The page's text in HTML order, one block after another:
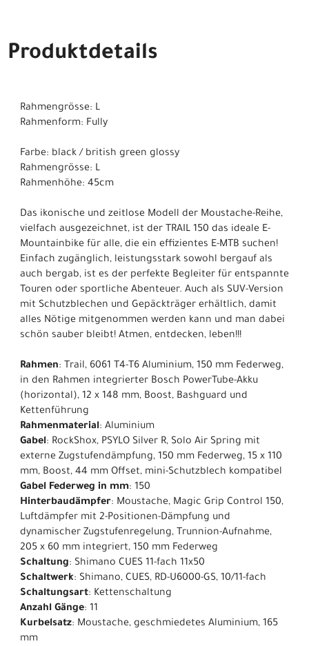
Produktdetails
Rahmengrösse: L
Rahmenform: Fully
Farbe: black / british green glossy
Rahmengrösse: L
Rahmenhöhe: 45cm
Das ikonische und zeitlose Modell der Moustache-Reihe,
vielfach ausgezeichnet, ist der TRAIL 150 das ideale E-
Mountainbike für alle, die ein effizientes E-MTB suchen!
Einfach zugänglich, leistungsstark sowohl bergauf als
auch bergab, ist es der perfekte Begleiter für entspannte
Touren oder sportliche Abenteuer. Auch als SUV-Version
mit Schutzblechen und Gepäckträger erhältlich, damit
alles Nötige mitgenommen werden kann und man dabei
schön sauber bleibt! Atmen, entdecken, leben!!!
Rahmen: Trail, 6061 T4-T6 Aluminium, 150 mm Federweg,
in den Rahmen integrierter Bosch PowerTube-Akku
(horizontal), 12 x 148 mm, Boost, Bashguard und
Kettenführung
Rahmenmaterial: Aluminium
Gabel: RockShox, PSYLO Silver R, Solo Air Spring mit
externe Zugstufendämpfung, 150 mm Federweg, 15 x 110
mm, Boost, 44 mm Offset, mini-Schutzblech kompatibel
Gabel Federweg in mm: 150
Hinterbaudämpfer: Moustache, Magic Grip Control 150,
Luftdämpfer mit 2-Positionen-Dämpfung und
dynamischer Zugstufenregelung, Trunnion-Aufnahme,
205 x 60 mm integriert, 150 mm Federweg
Schaltung: Shimano CUES 11-fach 11x50
Schaltwerk: Shimano, CUES, RD-U6000-GS, 10/11-fach
Schaltungsart: Kettenschaltung
Anzahl Gänge: 11
Kurbelsatz: Moustache, geschmiedetes Aluminium, 165
mm